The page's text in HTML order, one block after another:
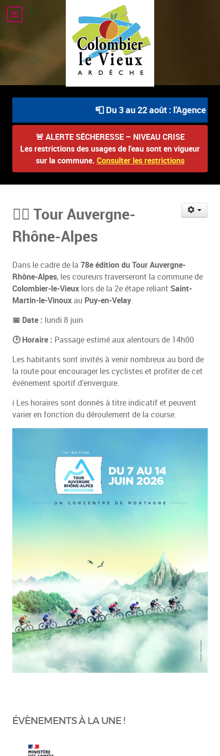
📮 Du 3 au 22 août : l'Agence
🚨 ALERTE SÉCHERESSE – NIVEAU CRISE
Les restrictions des usages de l'eau sont en vigueur
sur la commune. Consulter les restrictions
🚴‍♂️ Tour Auvergne-
Rhône-Alpes
Dans le cadre de la 78e édition du Tour Auvergne-
Rhône-Alpes, les coureurs traverseront la commune de
Colombier-le-Vieux lors de la 2e étape reliant Saint-
Martin-le-Vinoux au Puy-en-Velay.
📅 Date : lundi 8 juin
🕑 Horaire : Passage estimé aux alentours de 14h00
Les habitants sont invités à venir nombreux au bord de
la route pour encourager les cyclistes et profiter de cet
événement sportif d’envergure.
ℹ️ Les horaires sont donnés à titre indicatif et peuvent
varier en fonction du déroulement de la course.
ÉVÈNEMENTS À LA UNE !